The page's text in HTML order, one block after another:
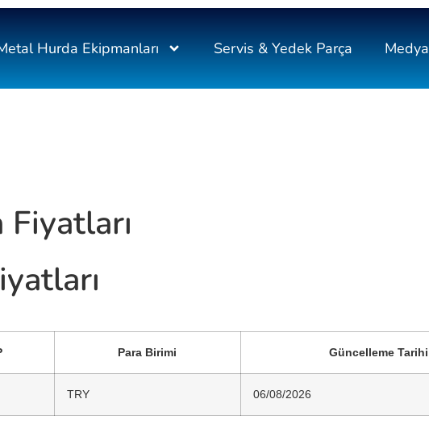
Hurda Ekipmanları Servis & Yedek Parça Medya
Para Birimi Güncelleme Tarihi
TRY 06/08/2026